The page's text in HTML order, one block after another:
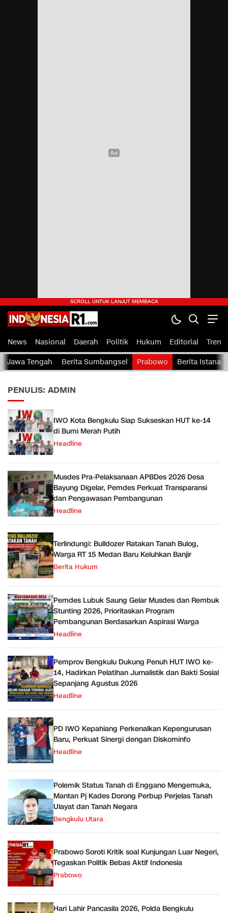
indonesiaR1.com
IndonesiaR1.com — Portal Berita Rakyat Indonesia
News Nasional Daerah Politik Hukum Editorial Tren
Jawa Tengah Berita Sumbangsel Prabowo Berita Istana
PENULIS: ADMIN
IWO Kota Bengkulu Siap Sukseskan HUT ke-14
di Bumi Merah Putih
Headline
Musdes Pra-Pelaksanaan APBDes 2026 Desa
Bayung Digelar, Pemdes Perkuat Transparansi
dan Pengawasan Pembangunan
Headline
Terlindungi: Bulldozer Ratakan Tanah Bulog,
Warga RT 15 Medan Baru Keluhkan Banjir
Berita Hukum
Pemdes Lubuk Saung Gelar Musdes dan Rembuk
Stunting 2026, Prioritaskan Program
Pembangunan Berdasarkan Aspirasi Warga
Headline
Pemprov Bengkulu Dukung Penuh HUT IWO ke-
14, Hadirkan Pelatihan Jurnalistik dan Bakti Sosial
Sepanjang Agustus 2026
Headline
PD IWO Kepahiang Perkenalkan Kepengurusan
Baru, Perkuat Sinergi dengan Diskominfo
Headline
Polemik Status Tanah di Enggano Mengemuka,
Mantan Pj Kades Dorong Perbup Perjelas Tanah
Ulayat dan Tanah Negara
Bengkulu Utara
Prabowo Soroti Kritik soal Kunjungan Luar Negeri,
Tegaskan Politik Bebas Aktif Indonesia
Prabowo
Hari Lahir Pancasila 2026, Polda Bengkulu